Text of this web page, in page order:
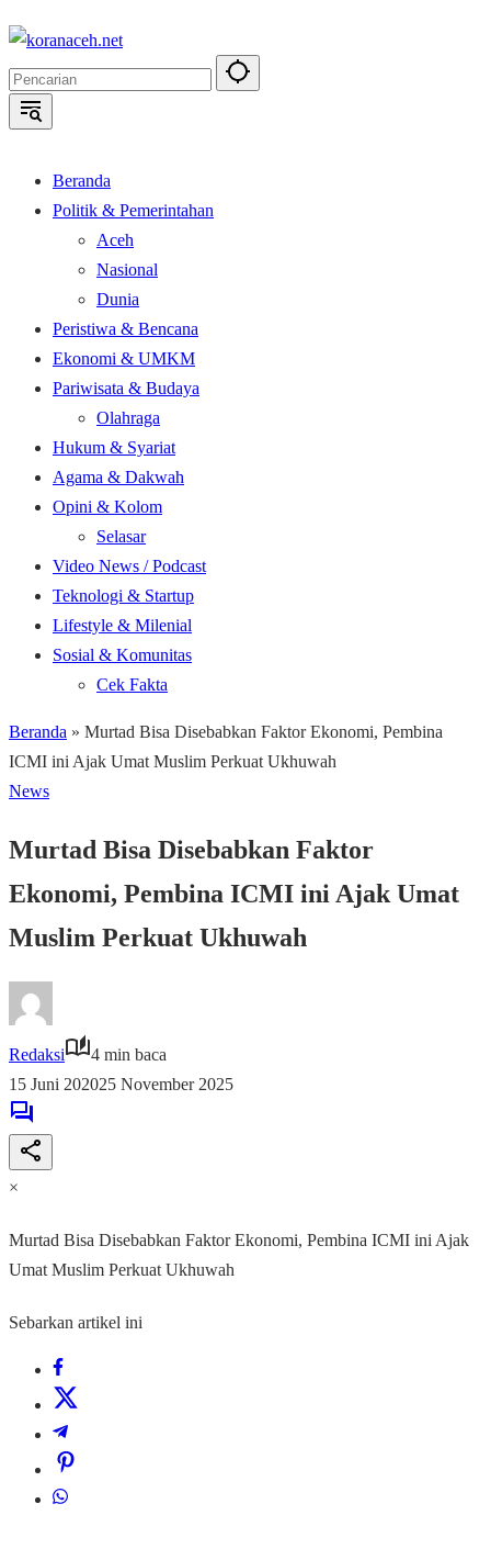
Langsung
konten
Beranda
Politik & Pemerintahan
Aceh
Nasional
Dunia
Peristiwa & Bencana
Ekonomi & UMKM
Pariwisata & Budaya
Olahraga
Hukum & Syariat
Agama & Dakwah
Opini & Kolom
Selasar
Video News / Podcast
Teknologi & Startup
Lifestyle & Milenial
Sosial & Komunitas
Cek Fakta
Beranda » Murtad Bisa Disebabkan Faktor Ekonomi, Pembina
ICMI ini Ajak Umat Muslim Perkuat Ukhuwah
News
Murtad Bisa Disebabkan Faktor
Ekonomi, Pembina ICMI ini Ajak Umat
Muslim Perkuat Ukhuwah
Redaksi
4 min baca
15 Juni 202025 November 2025
×
Murtad Bisa Disebabkan Faktor Ekonomi, Pembina ICMI ini Ajak
Umat Muslim Perkuat Ukhuwah
Sebarkan artikel ini